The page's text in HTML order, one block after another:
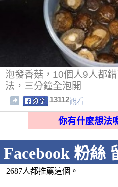
泡發香菇，10個人9人都
法，三分鐘全泡開
13112觀看
你有什麼想法
Facebook 粉絲
2687人都推薦這個。